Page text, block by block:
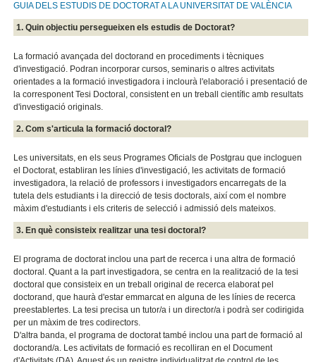
GUIA DELS ESTUDIS DE DOCTORAT A LA UNIVERSITAT DE VALÈNCIA
1. Quin objectiu persegueixen els estudis de Doctorat?
La formació avançada del doctorand en procediments i tècniques
d'investigació. Podran incorporar cursos, seminaris o altres activitats
orientades a la formació investigadora i inclourà l'elaboració i presentació de
la corresponent Tesi Doctoral, consistent en un treball científic amb resultats
d'investigació originals.
2. Com s'articula la formació doctoral?
Les universitats, en els seus Programes Oficials de Postgrau que incloguen
el Doctorat, establiran les línies d'investigació, les activitats de formació
investigadora, la relació de professors i investigadors encarregats de la
tutela dels estudiants i la direcció de tesis doctorals, així com el nombre
màxim d'estudiants i els criteris de selecció i admissió dels mateixos.
3. En què consisteix realitzar una tesi doctoral?
El programa de doctorat inclou una part de recerca i una altra de formació
doctoral. Quant a la part investigadora, se centra en la realització de la tesi
doctoral que consisteix en un treball original de recerca elaborat pel
doctorand, que haurà d'estar emmarcat en alguna de les línies de recerca
preestablertes. La tesi precisa un tutor/a i un director/a i podrà ser codirigida
per un màxim de tres codirectors.
D'altra banda, el programa de doctorat també inclou una part de formació al
doctorand/a. Les activitats de formació es recolliran en el Document